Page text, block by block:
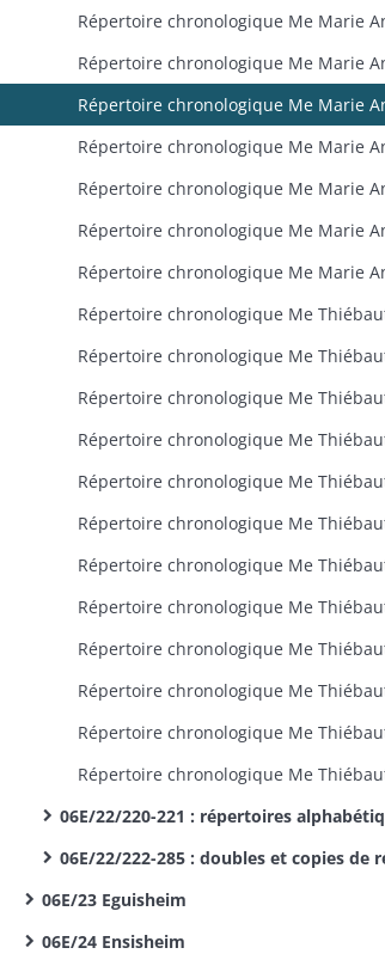
Répertoire chronologique Me Marie
Répertoire chronologique Me Marie
Répertoire chronologique Me Marie
Répertoire chronologique Me Marie
Répertoire chronologique Me Marie
Répertoire chronologique Me Marie
Répertoire chronologique Me Marie
Répertoire chronologique Me
Répertoire chronologique Me
Répertoire chronologique Me
Répertoire chronologique Me
Répertoire chronologique Me
Répertoire chronologique Me
Répertoire chronologique Me
Répertoire chronologique Me
Répertoire chronologique Me
Répertoire chronologique Me
Répertoire chronologique Me
06E/22/220-221 : répertoires
06E/22/222-285 : doubles et copies de
06E/23 Eguisheim
06E/24 Ensisheim